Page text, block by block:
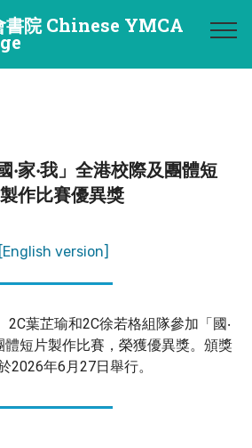
書院 Chinese YMCA
‧家‧我」全港校際及團體短
作比賽優異獎
[English version]
2C葉芷瑜和2C徐若格組隊參加「國‧
體短片製作比賽，榮獲優異獎。頒獎
2026年6月27日舉行。